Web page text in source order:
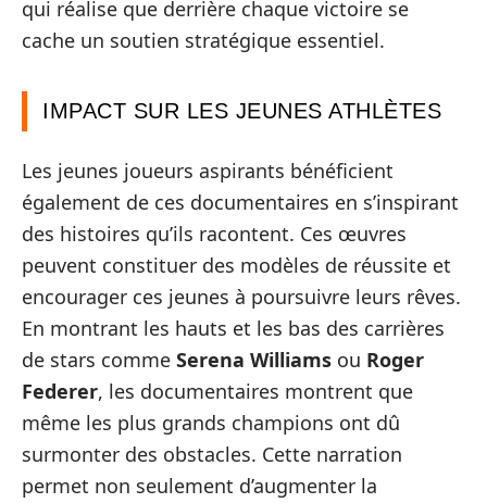
qui réalise que derrière chaque victoire se
cache un soutien stratégique essentiel.
IMPACT SUR LES JEUNES ATHLÈTES
Les jeunes joueurs aspirants bénéficient
également de ces documentaires en s’inspirant
des histoires qu’ils racontent. Ces œuvres
peuvent constituer des modèles de réussite et
encourager ces jeunes à poursuivre leurs rêves.
En montrant les hauts et les bas des carrières
de stars comme Serena Williams ou Roger
Federer, les documentaires montrent que
même les plus grands champions ont dû
surmonter des obstacles. Cette narration
permet non seulement d’augmenter la